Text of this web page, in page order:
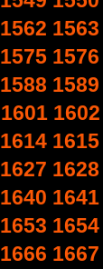
1562 1563
1575 1576
1588 1589
1601 1602
1614 1615
1627 1628
1640 1641
1653 1654
1666 1667